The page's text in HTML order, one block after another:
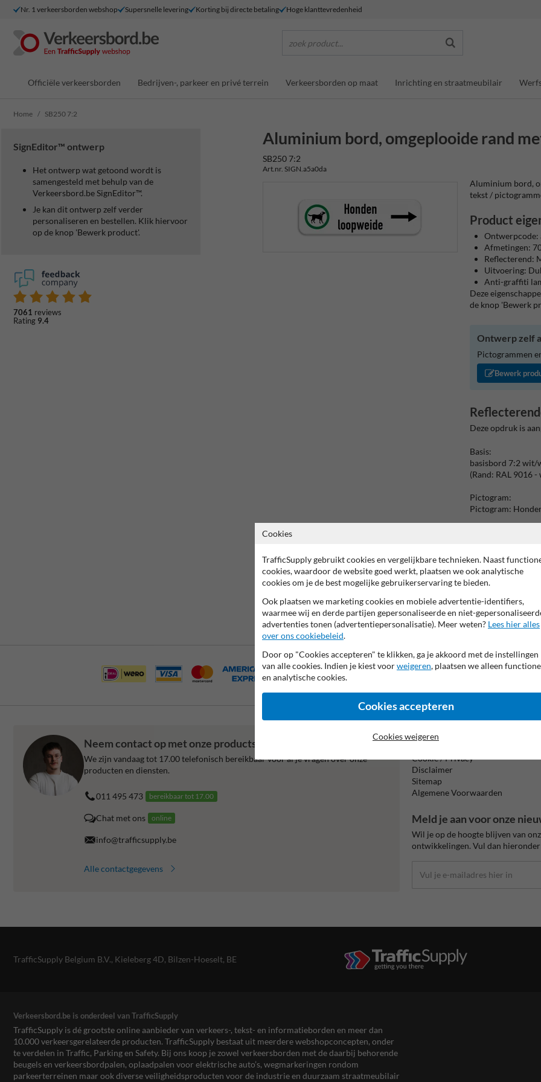
Nr. 1 verkeersborden webshop Supersnelle levering Korting bij directe betaling Hoge klanttevredenheid
zoek product...
Officiële verkeersborden Bedrijven-, parkeer en privé terrein Verkeersborden op maat Inrichting en straatmeubilair
Home SB250 7:2
SignEditor™ ontwerp
Het ontwerp wat getoond wordt is
samengesteld met behulp van de
Verkeersbord.be SignEditor™.
Je kan dit ontwerp zelf verder
personaliseren en bestellen. Klik hiervoor
op de knop 'Bewerk product'.
7061 reviews
Rating 9.4
Aluminium bord, omgeplooide rand
SB250 7:2
Art.nr. SIGN.a5a0da
Aluminium bord,
tekst /
Product
Ontwerpcode:
Afmetingen:
Reflecterend:
Uitvoering:
Anti-graffiti
Deze
de knop 'Bewerk
Ontwerp zelf
Pictogrammen
Bewerk
Deze opdruk is
Basis:
basisbord 7:2 wit/
(Rand: RAL 9016 -
Pictogram:
Pictogram:
Tekstvlak:
Honden loopweide.
Neem contact op met onze productspecialist Matthias!
We zijn vandaag tot 17.00 telefonisch bereikbaar voor al je vragen over onze
producten en diensten.
011 495 473 bereikbaar tot 17.00
Chat met ons online
info@trafficsupply.be
Alle contactgegevens
Informatie
Cookie / Privacy
Disclaimer
Sitemap
Algemene Voorwaarden
Meld je aan voor onze
Wil je op de hoogte blijven van
ontwikkelingen. Vul dan
TrafficSupply Belgium B.V., Kieleberg 4D, Bilzen-Hoeselt, BE
Verkeersbord.be is onderdeel van TrafficSupply
TrafficSupply is dé grootste online aanbieder van verkeers-, tekst- en informatieborden en meer dan
10.000 verkeersgerelateerde producten. TrafficSupply bestaat uit meerdere webshopconcepten, onder
te verdelen in Traffic, Parking en Safety. Bij ons koop je zowel verkeersborden met de daarbij behorende
beugels en verkeersbordpalen, oplaadpalen voor elektrische auto’s, wegmarkeringen rondom
parkeerterreinen maar ook diverse veiligheidsproducten voor de industrie en duurzaam straatmeubilair
Cookies
TrafficSupply gebruikt cookies en vergelijkbare technieken. Naast
cookies, waardoor de website goed werkt, plaatsen we ook analytische
cookies om je de best mogelijke gebruikerservaring te bieden.
Ook plaatsen we marketing cookies en mobiele advertentie-identifiers,
waarmee wij en derde partijen gepersonaliseerde en niet-
advertenties tonen (advertentiepersonalisatie). Meer weten? Lees hier alles
over ons cookiebeleid.
Door op "Cookies accepteren" te klikken, ga je akkoord met de instellingen
van alle cookies. Indien je kiest voorweigeren, plaatsen we alleen
en analytische cookies.
Cookies accepteren
Cookies weigeren